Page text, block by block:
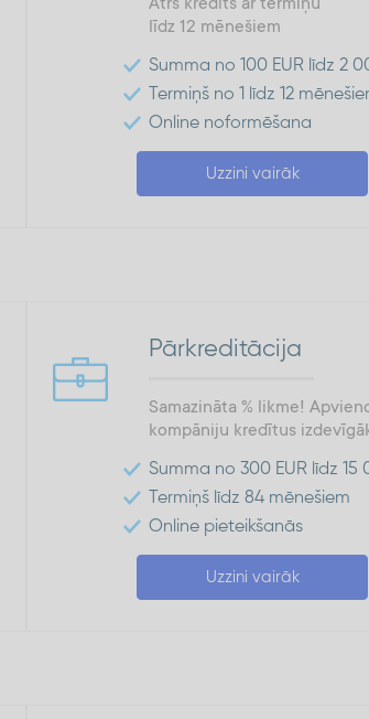
Ātrs kredīts ar termiņu
līdz 12 mēnešiem
Summa no 100 EUR līdz 2
Termiņš no 1 līdz 12
Online noformēšana
Uzzini vairāk
Pārkreditācija
Samazināta % likme!
kompāniju kredītus
Summa no 300 EUR līdz 15
Termiņš līdz 84 mēnešiem
Online pieteikšanās
Uzzini vairāk